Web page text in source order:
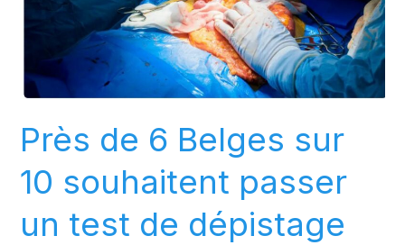
Près de 6 Belges sur
10 souhaitent passer
un test de dépistage
passer
de
du
du
avant